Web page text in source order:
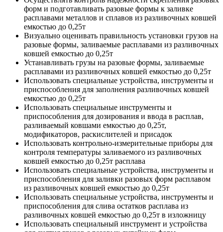
форм и подготавливать разовые формы к заливке
расплавами металлов и сплавов из разливочных ковшей
емкостью до 0,25т
Визуально оценивать правильность установки грузов на
разовые формы, заливаемые расплавами из разливочных
ковшей емкостью до 0,25т
Устанавливать грузы на разовые формы, заливаемые
расплавами из разливочных ковшей емкостью до 0,25т
Использовать специальные устройства, инструменты и
приспособления для заполнения разливочных ковшей
емкостью до 0,25т
Использовать специальные инструменты и
приспособления для дозирования и ввода в расплав,
разливаемый ковшами емкостью до 0,25т,
модификаторов, раскислителей и присадок
Использовать контрольно-измерительные приборы для
контроля температуры заливаемого из разливочных
ковшей емкостью до 0,25т расплава
Использовать специальные устройства, инструменты и
приспособления для заливки разовых форм расплавом
из разливочных ковшей емкостью до 0,25т
Использовать специальные устройства, инструменты и
приспособления для слива остатков расплава из
разливочных ковшей емкостью до 0,25т в изложницу
Использовать специальный инструмент и устройства